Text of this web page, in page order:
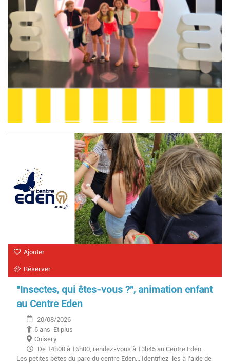
Ajouter
Réserver
"Insectes, qui êtes-vous ?", animation enfant
au Centre Eden
20/08/2026
6 ans-Et plus
Cuisery
De 14h00 à 16h00, rendez-vous à 13h45 au Centre Eden.
Les petites bêtes du parc du centre Eden... Identifiez-les à l’aide de